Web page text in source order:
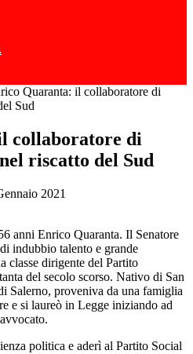
Quaranta: il collaboratore di
Sud
collaboratore di
riscatto del Sud
2021
anni Enrico Quaranta. Il Senatore
indubbio talento e grande
classe dirigente del Partito
del secolo scorso. Nativo di San
Salerno, proveniva da una famiglia
e si laureò in Legge iniziando ad
politica e aderì al Partito Social